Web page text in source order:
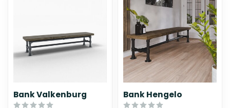
Bank Valkenburg Bank Hengelo